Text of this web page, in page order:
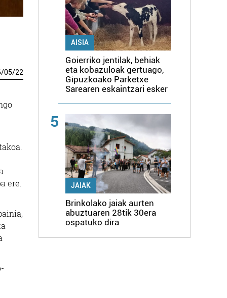
/05/22
ere.
AISIA
Goierriko jentilak, behiak
eta kobazuloak gertuago,
Gipuzkoako Parketxe
Sarearen eskaintzari esker
5
JAIAK
Brinkolako jaiak aurten
abuztuaren 28tik 30era
ospatuko dira